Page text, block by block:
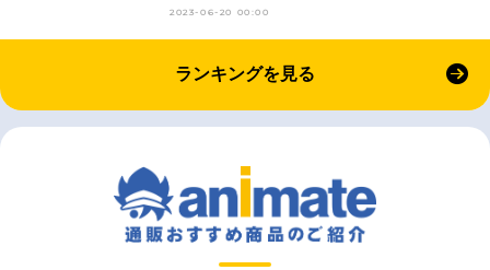
2023-06-20 00:00
ランキングを見る